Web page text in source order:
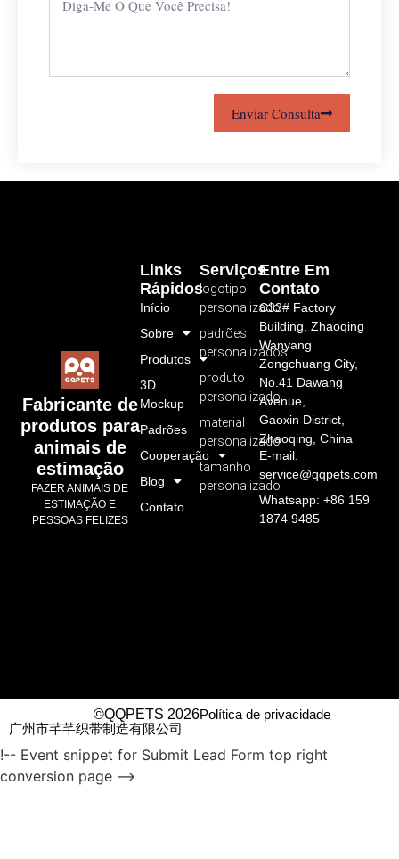
Enviar Consulta
Fabricante de
produtos para
animais de
estimação
FAZER ANIMAIS DE
ESTIMAÇÃO E
PESSOAS FELIZES
Serviços
logotipo
personalizado
padrões
personalizados
produto
personalizado
material
personalizado
tamanho
personalizado
Links
Rápidos
Início
Sobre
Produtos
3D
Mockup
Padrões
Cooperação
Blog
Contato
Entre Em
Contato
C33# Factory
Building, Zhaoqing
Wanyang
Zongchuang City,
No.41 Dawang
Avenue,
Gaoxin District,
Zhaoqing, China
E-mail:
service@qqpets.com
Whatsapp: +86 159
1874 9485
©QQPETS 2026Política de privacidade
广州市芊芊织带制造有限公司
!-- Event snippet for Submit Lead Form top right
conversion page -->